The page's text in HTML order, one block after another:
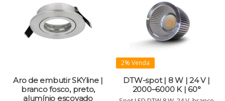
Aro de embutir SKYline |
branco fosco, preto,
alumínio escovado
2% Venda
DTW-spot | 8 W | 24 V |
2000–6000 K | 60°